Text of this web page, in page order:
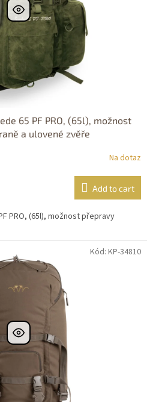
65 PF PRO, (65l), možnost
a ulovené zvěře
Na dotaz
Add to cart
PRO, (65l), možnost přepravy
Kód: KP-34810